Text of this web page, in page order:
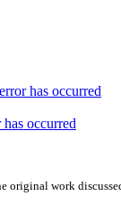
has occurred
occurred
original work